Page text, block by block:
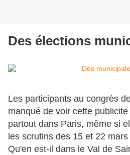
Des élections
Les participants au congrès
manqué de voir cette
partout dans Paris, même si
les scrutins des 15 et 22
Qu'en est-il dans le Val de